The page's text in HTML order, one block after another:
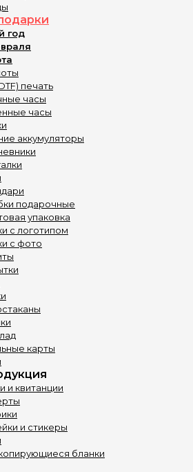
год
печать
часы
часы
аккумуляторы
подарочные
упаковка
с логотипом
с фото
карты
и квитанции
и стикеры
бланки